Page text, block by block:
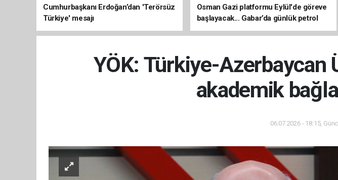
Cumhurbaşkanı Erdoğan’dan 'Terörsüz
Türkiye' mesajı
Osman Gazi platformu Eylül'de göreve
başlayacak... Gabar’da günlük petrol
üretimi 83 bin 200 varile ulaştı
YÖK: Türkiye-Azerbaycan
akademik
06.07.2026 - 18:15,